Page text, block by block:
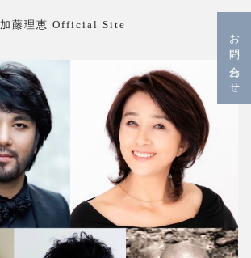
加藤理恵 Official Site
お問い合わせ